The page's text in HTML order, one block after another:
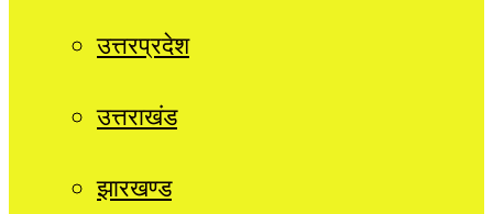
उत्तरप्रदेश
उत्तराखंड
झारखण्ड